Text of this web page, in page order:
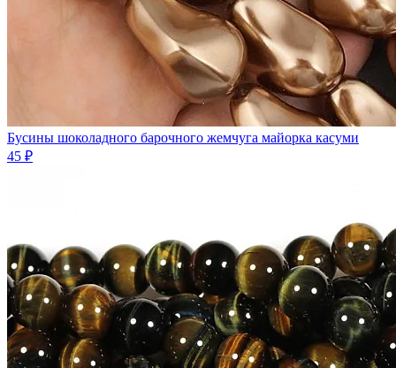
Бусины шоколадного барочного жемчуга майорка касуми
45 ₽